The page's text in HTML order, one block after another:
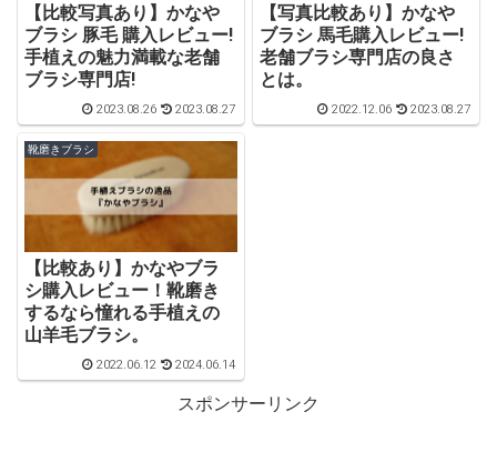
【比較写真あり】かなや
ブラシ 豚毛 購入レビュー!
手植えの魅力満載な老舗
ブラシ専門店!
2023.08.26 2023.08.27
【写真比較あり】かなや
ブラシ 馬毛購入レビュー!
老舗ブラシ専門店の良さ
とは。
2022.12.06 2023.08.27
靴磨きブラシ
【比較あり】かなやブラ
シ購入レビュー！靴磨き
するなら憧れる手植えの
山羊毛ブラシ。
2022.06.12 2024.06.14
スポンサーリンク